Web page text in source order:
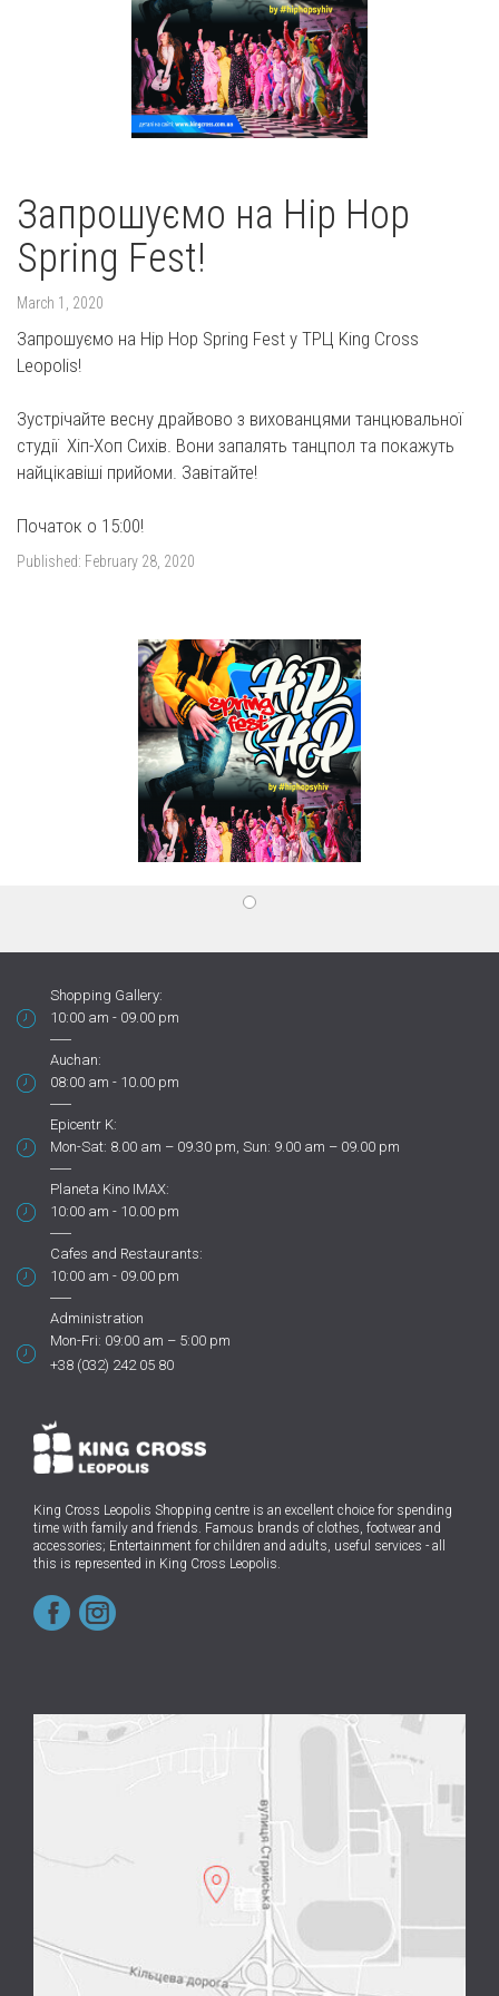
Запрошуємо на Hip Hop
Spring Fest!
March 1, 2020
Запрошуємо на Hip Hop Spring Fest у ТРЦ King Cross
Leopolis!
Зустрічайте весну драйвово з вихованцями танцювальної
студії Хіп-Хоп Сихів. Вони запалять танцпол та покажуть
найцікавіші прийоми. Завітайте!
Початок о 15:00!
Published: February 28, 2020
Shopping Gallery:
10:00 am - 09.00 pm
Auchan:
08:00 am - 10.00 pm
Epicentr K:
Mon-Sat: 8.00 am – 09.30 pm, Sun: 9.00 am – 09.00 pm
Planeta Kino IMAX:
10:00 am - 10.00 pm
Cafes and Restaurants:
10:00 am - 09.00 pm
Administration
Mon-Fri: 09:00 am – 5:00 pm
+38 (032) 242 05 80
King Cross Leopolis Shopping centre is an excellent choice for spending
time with family and friends. Famous brands of clothes, footwear and
accessories; Entertainment for children and adults, useful services - all
this is represented in King Cross Leopolis.